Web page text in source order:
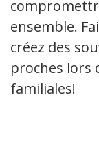
ensemble.
créez des
proches lors
familiales!